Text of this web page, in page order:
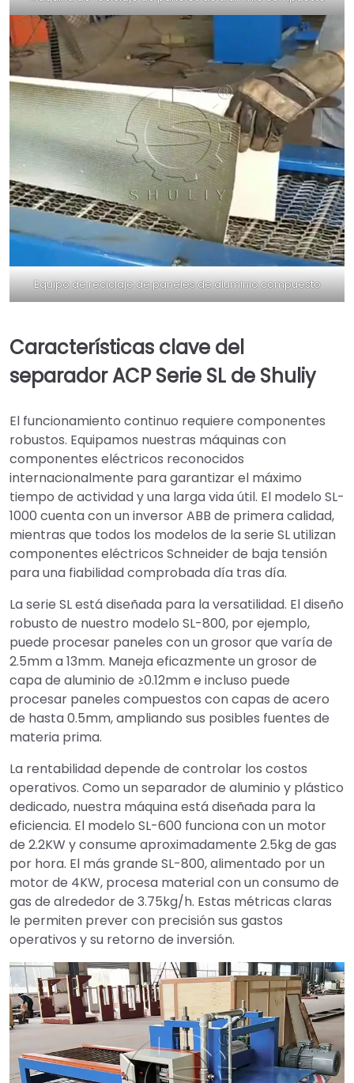
Equipo de reciclaje de paneles de aluminio compuesto
Características clave del
separador ACP Serie SL de Shuliy
El funcionamiento continuo requiere componentes
robustos. Equipamos nuestras máquinas con
componentes eléctricos reconocidos
internacionalmente para garantizar el máximo
tiempo de actividad y una larga vida útil. El modelo SL-
1000 cuenta con un inversor ABB de primera calidad,
mientras que todos los modelos de la serie SL utilizan
componentes eléctricos Schneider de baja tensión
para una fiabilidad comprobada día tras día.
La serie SL está diseñada para la versatilidad. El diseño
robusto de nuestro modelo SL-800, por ejemplo,
puede procesar paneles con un grosor que varía de
2.5mm a 13mm. Maneja eficazmente un grosor de
capa de aluminio de ≥0.12mm e incluso puede
procesar paneles compuestos con capas de acero
de hasta 0.5mm, ampliando sus posibles fuentes de
materia prima.
La rentabilidad depende de controlar los costos
operativos. Como un separador de aluminio y plástico
dedicado, nuestra máquina está diseñada para la
eficiencia. El modelo SL-600 funciona con un motor
de 2.2KW y consume aproximadamente 2.5kg de gas
por hora. El más grande SL-800, alimentado por un
motor de 4KW, procesa material con un consumo de
gas de alrededor de 3.75kg/h. Estas métricas claras
le permiten prever con precisión sus gastos
operativos y su retorno de inversión.